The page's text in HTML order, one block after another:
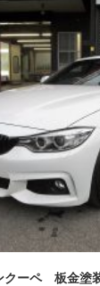
ーペ 板金塗